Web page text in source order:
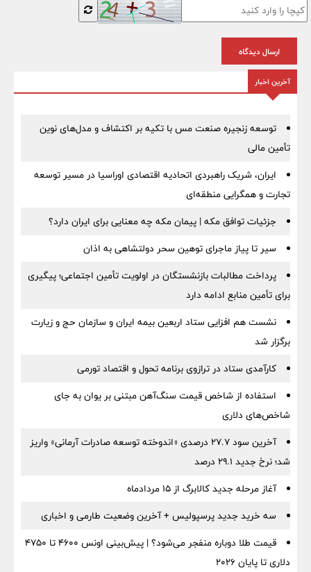
ارسال دیدگاه
آخرین اخبار
توسعه زنجیره صنعت مس با تکیه بر اکتشاف و مدل‌های نوین
تأمین مالی
ایران، شریک راهبردی اتحادیه اقتصادی اوراسیا در مسیر توسعه
تجارت و همگرایی منطقه‌ای
جزئیات توافق مکه | پیمان مکه چه معنایی برای ایران دارد؟
سیر تا پیاز ماجرای توهین سحر دولتشاهی به اذان
پرداخت مطالبات بازنشستگان در اولویت تأمین اجتماعی؛ پیگیری
برای تأمین منابع ادامه دارد
نشست هم افزایی ستاد اربعین بیمه ایران و سازمان حج و زیارت
برگزار شد
کارآمدی ستاد در ترازوی برنامه تحول و اقتصاد تورمی
استفاده از شاخص قیمت سنگ‌آهن مبتنی بر یوان به جای
شاخص‌های دلاری
آخرین سود ۲۷.۷ درصدی «اندوخته توسعه صادرات آرمانی» واریز
شد؛ نرخ جدید ۲۹.۱ درصد
آغاز مرحله جدید کالابرگ از ۱۵ مردادماه
سه خرید جدید پرسپولیس + آخرین وضعیت طارمی و اخباری
قیمت طلا دوباره منفجر می‌شود؟ | پیش‌بینی اونس ۴۶۰۰ تا ۴۷۵۰
دلاری تا پایان ۲۰۲۶